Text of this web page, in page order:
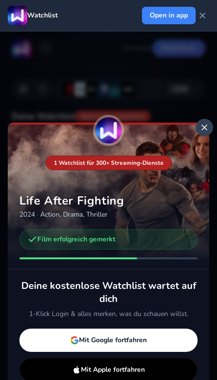
Watchlist Open in app
Deine Watchlist Noch nicht gespeichert
Hinzufügen
Weitere Trailer, die dich interessieren könnten
Die Peanuts - Der Film
Merken
Mehr
Embattled
Merken
Mehr
Aktuell im Trend
1 Watchlist für 300+ Streaming-Dienste
Life After Fighting
2024 · Action, Drama, Thriller
Film erfolgreich gemerkt
Deine kostenlose Watchlist wartet auf
dich
1-Klick Login & alles merken, was du schauen willst.
Mit Google fortfahren
Mit Apple fortfahren